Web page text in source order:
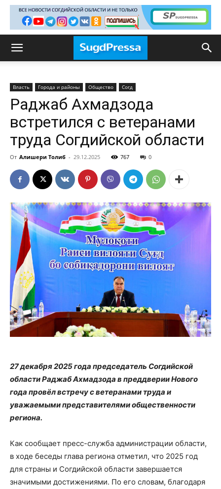
Власть Города и районы Общество Согд
Раджаб Ахмадзода
встретился с ветеранами
труда Согдийской области
От Алишери Толиб - 29.12.2025 767 0
27 декабря 2025 года председатель Согдийской
области Раджаб Ахмадзода в преддверии Нового
года провёл встречу с ветеранами труда и
уважаемыми представителями общественности
региона.
Как сообщает пресс-служба администрации области,
в ходе беседы глава региона отметил, что 2025 год
для страны и Согдийской области завершается
значимыми достижениями. По его словам, благодаря